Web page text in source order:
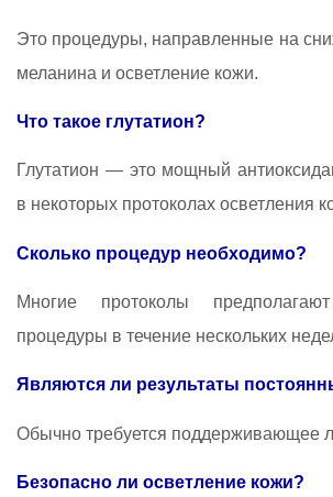
Это процедуры, направленные на
меланина и осветление кожи.
Что такое глутатион?
Глутатион — это мощный
в некоторых протоколах осветления
Сколько процедур необходимо?
Многие протоколы
процедуры в течение нескольких
Являются ли результаты
Обычно требуется поддерживающее
Безопасно ли осветление кожи?